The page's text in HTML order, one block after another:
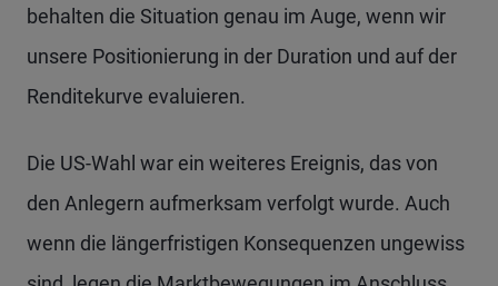
behalten die Situation genau im Auge, wenn wir
unsere Positionierung in der Duration und auf der
Renditekurve evaluieren.
Die US-Wahl war ein weiteres Ereignis, das von
den Anlegern aufmerksam verfolgt wurde. Auch
wenn die längerfristigen Konsequenzen ungewiss